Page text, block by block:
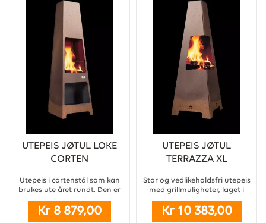
UTEPEIS JØTUL LOKE
CORTEN
Utepeis i cortenstål som kan
brukes ute året rundt. Den er
utformet i vedlikeholdsfritt
cortenstål, som gir en rustet
og røff overflate
Kr 8 879,00
UTEPEIS JØTUL
TERRAZZA XL
Stor og vedlikeholdsfri utepeis
med grillmuligheter, laget i
cortenstål. ...
Kr 10 383,00